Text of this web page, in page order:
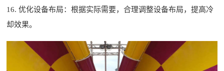
16. 优化设备布局：根据实际需要，合理调整设备布局，提高冷
却效果。